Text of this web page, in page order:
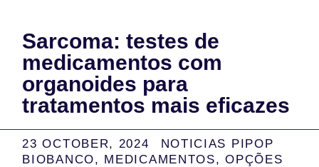
Sarcoma: testes de
medicamentos com
organoides para
tratamentos mais eficazes
23 OCTOBER, 2024
NOTICIAS PIPOP
BIOBANCO, MEDICAMENTOS,OPÇÕES